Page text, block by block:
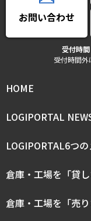
お問い合わせ
受付時間
受付時間
HOME
LOGIPORTAL
LOGIPORTAL6つ
倉庫・工場を「貸
倉庫・工場を「売